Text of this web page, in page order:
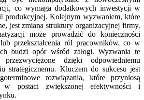
co wymaga dodatkowych inwestycji w
produkcyjnej. Kolejnym wyzwaniem, które
jest zmiana struktury organizacyjnej firmy.
może prowadzić do konieczności
przekształcenia ról pracowników, co w
budzi opór wśród załogi. Wyzwania te
dzięki odpowiedniemu
strategicznemu. Kluczem do sukcesu jest
rozwiązania, które przyniosą
postaci zwiększonej efektywności i